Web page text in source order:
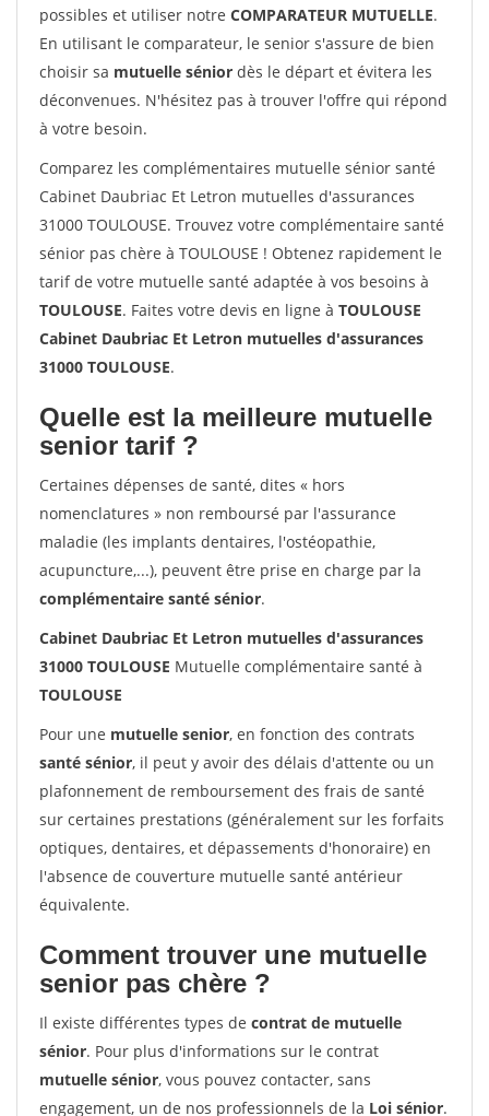
possibles et utiliser notre COMPARATEUR MUTUELLE.
En utilisant le comparateur, le senior s'assure de bien
choisir sa mutuelle sénior dès le départ et évitera les
déconvenues. N'hésitez pas à trouver l'offre qui répond
à votre besoin.
Comparez les complémentaires mutuelle sénior santé
Cabinet Daubriac Et Letron mutuelles d'assurances
31000 TOULOUSE. Trouvez votre complémentaire santé
sénior pas chère à TOULOUSE ! Obtenez rapidement le
tarif de votre mutuelle santé adaptée à vos besoins à
TOULOUSE. Faites votre devis en ligne à TOULOUSE
Cabinet Daubriac Et Letron mutuelles d'assurances
31000 TOULOUSE.
Quelle est la meilleure mutuelle
senior tarif ?
Certaines dépenses de santé, dites « hors
nomenclatures » non remboursé par l'assurance
maladie (les implants dentaires, l'ostéopathie,
acupuncture,...), peuvent être prise en charge par la
complémentaire santé sénior.
Cabinet Daubriac Et Letron mutuelles d'assurances
31000 TOULOUSE Mutuelle complémentaire santé à
TOULOUSE
Pour une mutuelle senior, en fonction des contrats
santé sénior, il peut y avoir des délais d'attente ou un
plafonnement de remboursement des frais de santé
sur certaines prestations (généralement sur les forfaits
optiques, dentaires, et dépassements d'honoraire) en
l'absence de couverture mutuelle santé antérieur
équivalente.
Comment trouver une mutuelle
senior pas chère ?
Il existe différentes types de contrat de mutuelle
sénior. Pour plus d'informations sur le contrat
mutuelle sénior, vous pouvez contacter, sans
engagement, un de nos professionnels de la Loi sénior.